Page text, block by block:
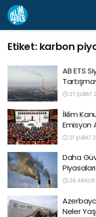
Etiket: karbon
AB ETS
27 ŞUBAT
İklim
Emisyon
21 ŞUBAT
Daha
26
Neler